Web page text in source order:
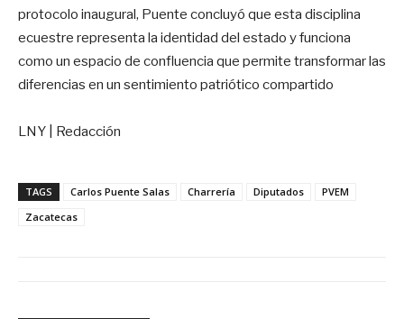
protocolo inaugural, Puente concluyó que esta disciplina
ecuestre representa la identidad del estado y funciona
como un espacio de confluencia que permite transformar las
diferencias en un sentimiento patriótico compartido
LNY | Redacción
TAGS Carlos Puente Salas Charrería Diputados
PVEM
Zacatecas